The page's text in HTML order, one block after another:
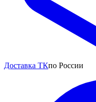
Доставка ТКпо России